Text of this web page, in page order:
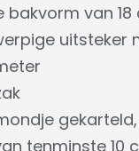
bakvorm van
uitsteker
tenminste 10